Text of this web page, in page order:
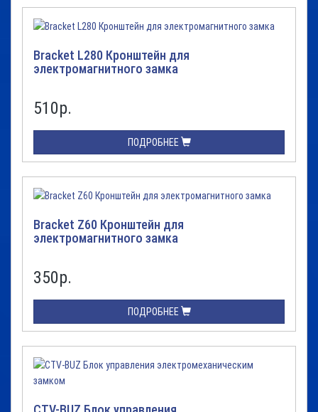
Bracket L280 Кронштейн для
электромагнитного замка
510р.
ПОДРОБНЕЕ
Bracket Z60 Кронштейн для
электромагнитного замка
350р.
ПОДРОБНЕЕ